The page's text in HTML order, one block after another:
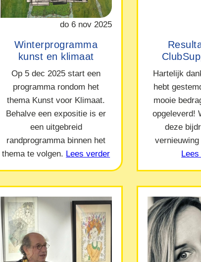
do 6 nov 2025
Winterprogramma
kunst en klimaat
Op 5 dec 2025 start een
programma rondom het
thema Kunst voor Klimaat.
Behalve een expositie is er
een uitgebreid
randprogramma binnen het
thema te volgen. Lees verder
Hartelijk
hebt
mooie
opgeleverd!
deze